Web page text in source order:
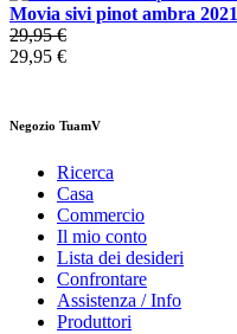
Movia sivi pinot ambra 2021
29,95 €
29,95 €
Negozio TuamV
Ricerca
Casa
Commercio
Il mio conto
Lista dei desideri
Confrontare
Assistenza / Info
Produttori